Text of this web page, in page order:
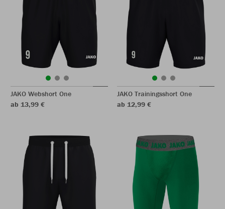
JAKO Webshort One
ab 13,99 €
JAKO Trainingsshort One
ab 12,99 €